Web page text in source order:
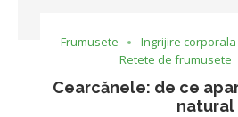
Frumusete
Ingrijire
Retete de frumusete
Cearcănele: de ce
natural